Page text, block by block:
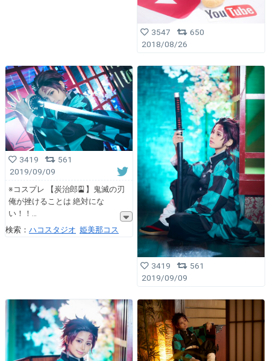
3547
650
2018/08/26
3419
561
2019/09/09
※コスプレ 【炭治郎🎴】鬼滅の刃
俺が挫けることは 絶対にな
い！！
検索： ハコスタジオ 姫美那コス
3419
561
2019/09/09